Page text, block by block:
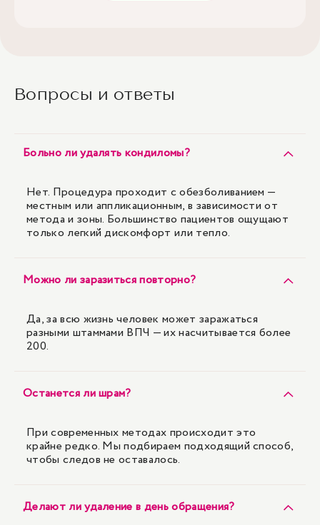
Вопросы и ответы
Больно ли удалять кондиломы?
Нет. Процедура проходит с обезболиванием —
местным или аппликационным, в зависимости от
метода и зоны. Большинство пациентов ощущают
только легкий дискомфорт или тепло.
Можно ли заразиться повторно?
Да, за всю жизнь человек может заражаться
разными штаммами ВПЧ — их насчитывается более
200.
Останется ли шрам?
При современных методах происходит это
крайне редко. Мы подбираем подходящий способ,
чтобы следов не оставалось.
Делают ли удаление в день обращения?